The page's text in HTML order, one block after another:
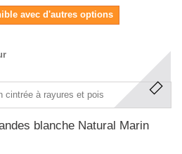
avec d'autres options
blanche Natural Marin